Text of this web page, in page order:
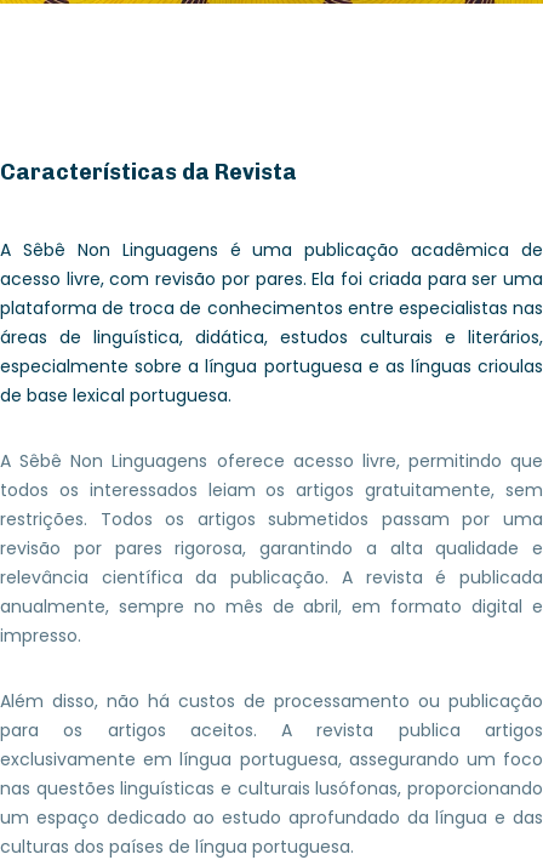
Características da Revista
A Sêbê Non Linguagens é uma publicação acadêmica de
acesso livre, com revisão por pares. Ela foi criada para ser uma
plataforma de troca de conhecimentos entre especialistas nas
áreas de linguística, didática, estudos culturais e literários,
especialmente sobre a língua portuguesa e as línguas crioulas
de base lexical portuguesa.
A Sêbê Non Linguagens oferece acesso livre, permitindo que
todos os interessados leiam os artigos gratuitamente, sem
restrições. Todos os artigos submetidos passam por uma
revisão por pares rigorosa, garantindo a alta qualidade e
relevância científica da publicação. A revista é publicada
anualmente, sempre no mês de abril, em formato digital e
impresso.
Além disso, não há custos de processamento ou publicação
para os artigos aceitos. A revista publica artigos
exclusivamente em língua portuguesa, assegurando um foco
nas questões linguísticas e culturais lusófonas, proporcionando
um espaço dedicado ao estudo aprofundado da língua e das
culturas dos países de língua portuguesa.